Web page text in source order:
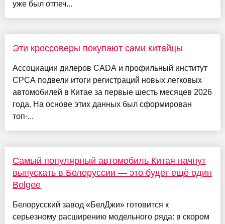
уже был отпеч...
Эти кроссоверы покупают сами китайцы
Ассоциации дилеров CADA и профильный институт
CPCA подвели итоги регистраций новых легковых
автомобилей в Китае за первые шесть месяцев 2026
года. На основе этих данных был сформирован
топ-...
Самый популярный автомобиль Китая начнут
выпускать в Белоруссии — это будет ещё один
Belgee
Белорусский завод «БелДжи» готовится к
серьезному расширению модельного ряда: в скором